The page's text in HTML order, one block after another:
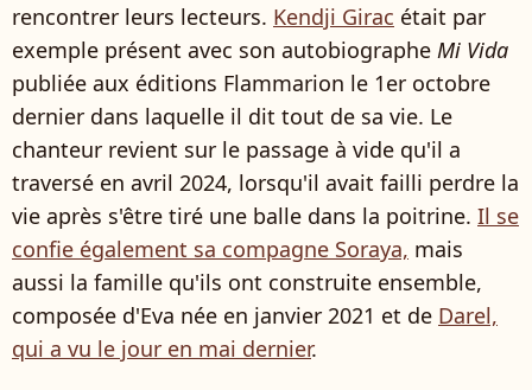
rencontrer leurs lecteurs. Kendji Girac était par
exemple présent avec son autobiographe Mi Vida
publiée aux éditions Flammarion le 1er octobre
dernier dans laquelle il dit tout de sa vie. Le
chanteur revient sur le passage à vide qu'il a
traversé en avril 2024, lorsqu'il avait failli perdre la
vie après s'être tiré une balle dans la poitrine. Il se
confie également sa compagne Soraya, mais
aussi la famille qu'ils ont construite ensemble,
composée d'Eva née en janvier 2021 et de Darel,
qui a vu le jour en mai dernier.